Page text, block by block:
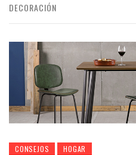
DECORACIÓN
CONSEJOS HOGAR